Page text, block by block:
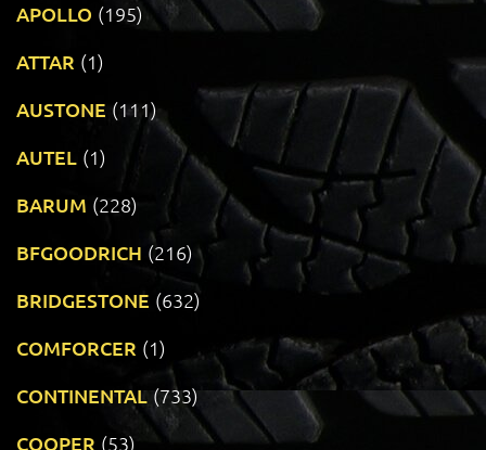
APOLLO (195)
ATTAR (1)
AUSTONE (111)
AUTEL (1)
BARUM (228)
BFGOODRICH (216)
BRIDGESTONE (632)
COMFORCER (1)
CONTINENTAL (733)
COOPER (53)